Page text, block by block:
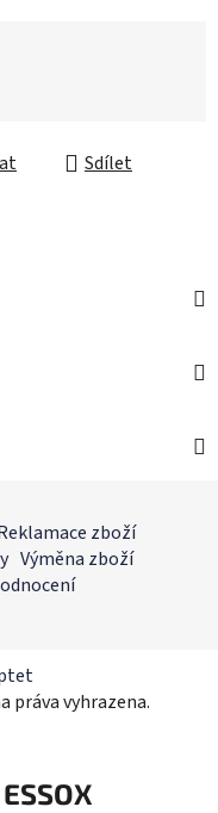
Sdílet
zboží
Výměna zboží
práva vyhrazena.